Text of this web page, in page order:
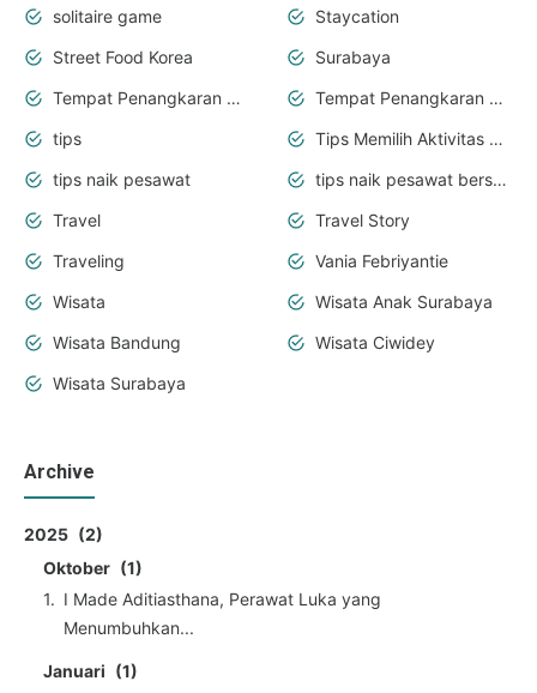
solitaire game
Staycation
Street Food Korea
Surabaya
Tempat Penangkaran Rusa
Tempat Penangkaran Rusa Ranca Upas
tips
Tips Memilih Aktivitas Seru bareng Anak
tips naik pesawat
tips naik pesawat bersama bayi
Travel
Travel Story
Traveling
Vania Febriyantie
Wisata
Wisata Anak Surabaya
Wisata Bandung
Wisata Ciwidey
Wisata Surabaya
Archive
2025
2
Oktober
1
I Made Aditiasthana, Perawat Luka yang
Menumbuhkan...
Januari
1